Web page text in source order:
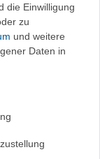
die Einwilligung
zu
und weitere
Daten in